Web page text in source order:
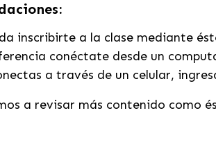
inscribirte a la clase mediante
conéctate desde un
a través de un celular,
a revisar más contenido como